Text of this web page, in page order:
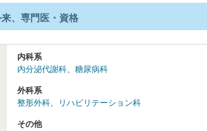
、専門医・資格
内科系
内分泌代謝科、 糖尿病科
外科系
整形外科、 リハビリテーション科
その他